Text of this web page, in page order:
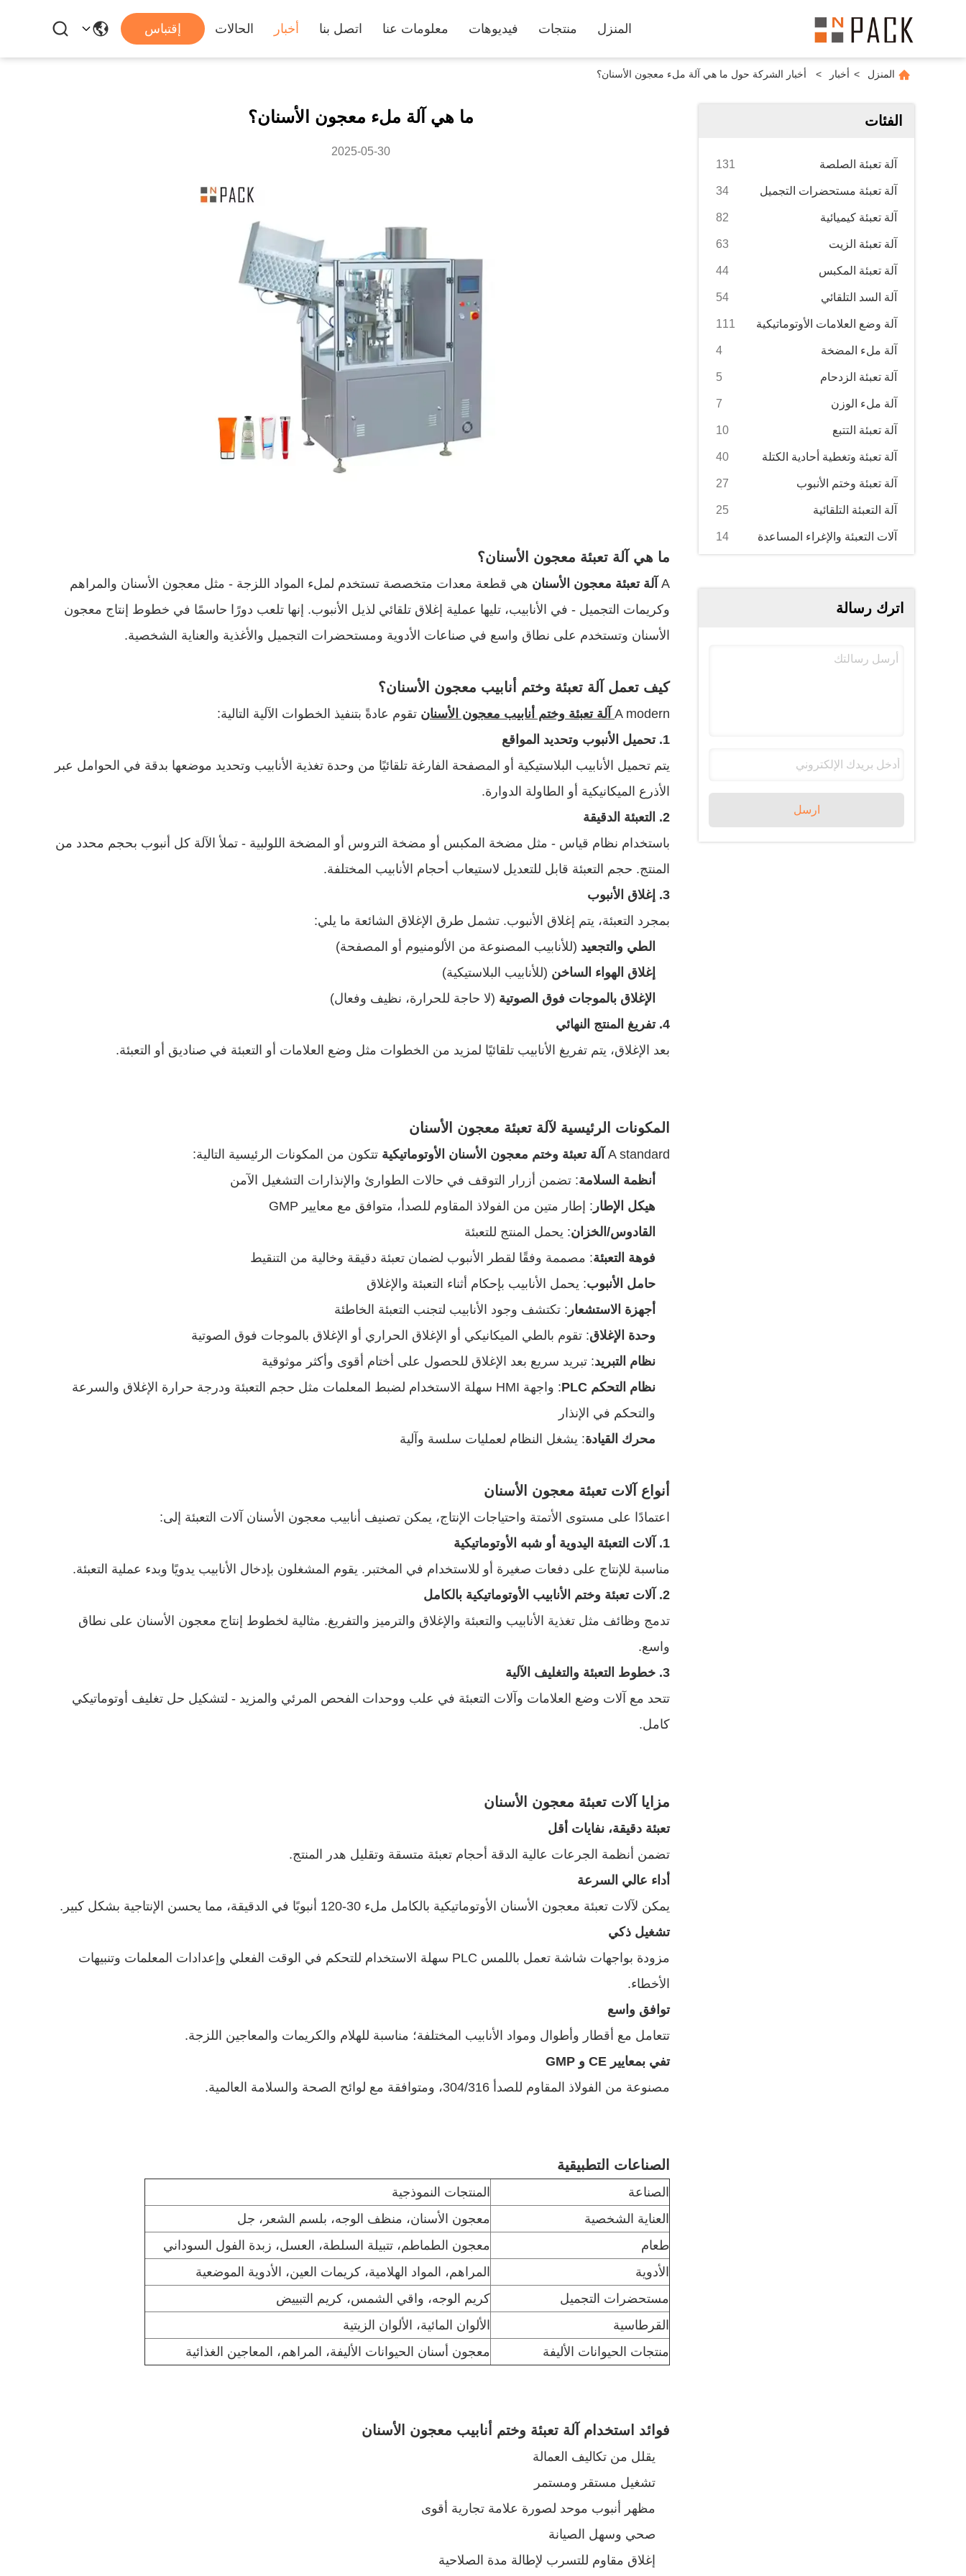
المنزل منتجات فيديوهات معلومات عنا اتصل بنا أخبار الحالات إقتباس
المنزل > أخبار > أخبار الشركة حول ما هي آلة ملء معجون الأسنان؟
الفئات
آلة تعبئة الصلصة 131
آلة تعبئة مستحضرات التجميل 34
آلة تعبئة كيميائية 82
آلة تعبئة الزيت 63
آلة تعبئة المكبس 44
آلة السد التلقائي 54
آلة وضع العلامات الأوتوماتيكية 111
آلة ملء المضخة 4
آلة تعبئة الزدحام 5
آلة ملء الوزن 7
آلة تعبئة التتبع 10
آلة تعبئة وتغطية أحادية الكتلة 40
آلة تعبئة وختم الأنبوب 27
آلة التعبئة التلقائية 25
آلات التعبئة والإغراء المساعدة 14
اترك رسالة
ارسل
ما هي آلة ملء معجون الأسنان؟
2025-05-30
ما هي آلة تعبئة معجون الأسنان؟
A آلة تعبئة معجون الأسنان هي قطعة معدات متخصصة تستخدم لملء المواد اللزجة - مثل معجون الأسنان والمراهم
وكريمات التجميل - في الأنابيب، تليها عملية إغلاق تلقائي لذيل الأنبوب. إنها تلعب دورًا حاسمًا في خطوط إنتاج معجون
الأسنان وتستخدم على نطاق واسع في صناعات الأدوية ومستحضرات التجميل والأغذية والعناية الشخصية.
كيف تعمل آلة تعبئة وختم أنابيب معجون الأسنان؟
A modern آلة تعبئة وختم أنابيب معجون الأسنان تقوم عادةً بتنفيذ الخطوات الآلية التالية:
1. تحميل الأنبوب وتحديد المواقع
يتم تحميل الأنابيب البلاستيكية أو المصفحة الفارغة تلقائيًا من وحدة تغذية الأنابيب وتحديد موضعها بدقة في الحوامل عبر
الأذرع الميكانيكية أو الطاولة الدوارة.
2. التعبئة الدقيقة
باستخدام نظام قياس - مثل مضخة المكبس أو مضخة التروس أو المضخة اللولبية - تملأ الآلة كل أنبوب بحجم محدد من
المنتج. حجم التعبئة قابل للتعديل لاستيعاب أحجام الأنابيب المختلفة.
3. إغلاق الأنبوب
بمجرد التعبئة، يتم إغلاق الأنبوب. تشمل طرق الإغلاق الشائعة ما يلي:
الطي والتجعيد (للأنابيب المصنوعة من الألومنيوم أو المصفحة)
إغلاق الهواء الساخن (للأنابيب البلاستيكية)
الإغلاق بالموجات فوق الصوتية (لا حاجة للحرارة، نظيف وفعال)
4. تفريغ المنتج النهائي
بعد الإغلاق، يتم تفريغ الأنابيب تلقائيًا لمزيد من الخطوات مثل وضع العلامات أو التعبئة في صناديق أو التعبئة.
المكونات الرئيسية لآلة تعبئة معجون الأسنان
A standard آلة تعبئة وختم معجون الأسنان الأوتوماتيكية تتكون من المكونات الرئيسية التالية:
أنظمة السلامة: تضمن أزرار التوقف في حالات الطوارئ والإنذارات التشغيل الآمن
هيكل الإطار : إطار متين من الفولاذ المقاوم للصدأ، متوافق مع معايير GMP
القادوس/الخزان: يحمل المنتج للتعبئة
فوهة التعبئة: مصممة وفقًا لقطر الأنبوب لضمان تعبئة دقيقة وخالية من التنقيط
حامل الأنبوب: يحمل الأنابيب بإحكام أثناء التعبئة والإغلاق
أجهزة الاستشعار : تكتشف وجود الأنابيب لتجنب التعبئة الخاطئة
وحدة الإغلاق: تقوم بالطي الميكانيكي أو الإغلاق الحراري أو الإغلاق بالموجات فوق الصوتية
نظام التبريد: تبريد سريع بعد الإغلاق للحصول على أختام أقوى وأكثر موثوقية
نظام التحكم PLC
: واجهة HMI سهلة الاستخدام لضبط المعلمات مثل حجم التعبئة ودرجة حرارة الإغلاق والسرعة
والتحكم في الإنذار
محرك القيادة: يشغل النظام لعمليات سلسة وآلية
أنواع آلات تعبئة معجون الأسنان
اعتمادًا على مستوى الأتمتة واحتياجات الإنتاج، يمكن تصنيف أنابيب معجون الأسنان آلات التعبئة إلى:
1. آلات التعبئة اليدوية أو
شبه الأوتوماتيكية
مناسبة للإنتاج على دفعات صغيرة أو للاستخدام في المختبر. يقوم المشغلون بإدخال الأنابيب يدويًا وبدء عملية التعبئة.
2. آلات تعبئة وختم الأنابيب الأوتوماتيكية بالكامل
تدمج وظائف مثل تغذية الأنابيب والتعبئة والإغلاق والترميز والتفريغ. مثالية لخطوط إنتاج معجون الأسنان على نطاق
واسع.
3. خطوط التعبئة والتغليف الآلية
تتحد مع آلات وضع العلامات وآلات التعبئة في علب ووحدات الفحص المرئي والمزيد - لتشكيل حل تغليف أوتوماتيكي
كامل.
مزايا آلات تعبئة معجون الأسنان
تعبئة دقيقة، نفايات أقل
تضمن أنظمة الجرعات عالية الدقة أحجام تعبئة متسقة وتقليل هدر المنتج.
أداء عالي السرعة
يمكن لآلات تعبئة معجون الأسنان الأوتوماتيكية بالكامل ملء 30-120 أنبوبًا في الدقيقة، مما يحسن الإنتاجية بشكل كبير.
تشغيل ذكي
مزودة بواجهات شاشة تعمل باللمس PLC سهلة الاستخدام للتحكم في الوقت الفعلي وإعدادات المعلمات وتنبيهات
الأخطاء.
توافق واسع
تتعامل مع أقطار وأطوال ومواد الأنابيب المختلفة؛ مناسبة للهلام والكريمات والمعاجين اللزجة.
تفي بمعايير CE و GMP
مصنوعة من الفولاذ المقاوم للصدأ 304/316، ومتوافقة مع لوائح الصحة والسلامة العالمية.
الصناعات التطبيقية
الصناعة
المنتجات النموذجية
العناية الشخصية
معجون الأسنان، منظف الوجه، بلسم الشعر، جل
طعام
معجون الطماطم، تتبيلة السلطة، العسل، زبدة الفول السوداني
الأدوية
المراهم، المواد الهلامية، كريمات العين، الأدوية الموضعية
مستحضرات التجميل
كريم الوجه، واقي الشمس، كريم التبييض
القرطاسية
الألوان المائية، الألوان الزيتية
منتجات الحيوانات الأليفة
معجون أسنان الحيوانات الأليفة، المراهم، المعاجين الغذائية
فوائد استخدام آلة تعبئة وختم أنابيب معجون الأسنان
يقلل من تكاليف العمالة
تشغيل مستقر ومستمر
مظهر أنبوب موحد لصورة علامة تجارية أقوى
صحي وسهل الصيانة
إغلاق مقاوم للتسرب لإطالة مدة الصلاحية